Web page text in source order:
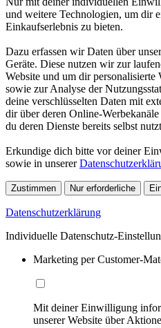
und weitere Technologien, um dir
Einkaufserlebnis zu bieten.
Dazu erfassen wir Daten über
Geräte. Diese nutzen wir zur
Website und um dir personalisierte
sowie zur Analyse der
deine verschlüsselten Daten mit
dir über deren Online-
du deren Dienste bereits selbst
Erkundige dich bitte vor deiner
sowie in unserer
Zustimmen Nur erforderliche
Datenschutzerklärung
Individuelle Datenschutz-
Marketing per Customer-
Mit deiner Einwilligung
unserer Website über